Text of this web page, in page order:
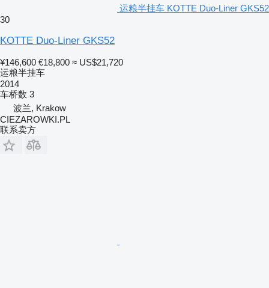
运粮半挂车 KOTTE Duo-Liner GKS52
30
KOTTE Duo-Liner GKS52
¥146,600 €18,800 ≈ US$21,720
运粮半挂车
2014
车桥数 3
波兰, Krakow
CIEZAROWKI.PL
联系卖方